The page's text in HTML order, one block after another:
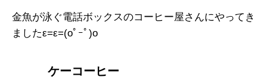
金魚が泳ぐ電話ボックスのコーヒー屋さんにやってき
ましたε=ε=(oﾟｰﾟ)o
ケーコーヒー